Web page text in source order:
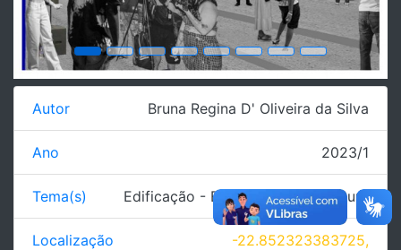
Autor Bruna Regina D' Oliveira da Silva
Ano 2023/1
Tema(s) Edificação - Entretenimento/Cultura
Localização
-22.852323383725,